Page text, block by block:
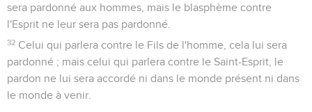
sera pardonné aux hommes, mais le blasphème contre
l'Esprit ne leur sera pas pardonné.
32 Celui qui parlera contre le Fils de l'homme, cela lui sera
pardonné ; mais celui qui parlera contre le Saint-Esprit, le
pardon ne lui sera accordé ni dans le monde présent ni dans
le monde à venir.